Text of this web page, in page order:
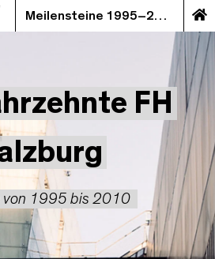
Meilensteine 1995–2010
FH
von 1995 bis 2010